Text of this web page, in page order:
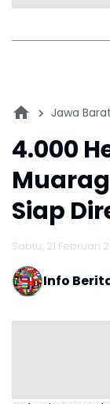
Jawa Barat
4.000
Siap
Sabtu, 21 Februari
Info